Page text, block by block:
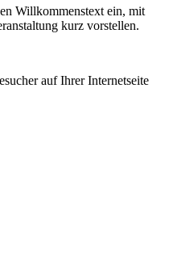
Willkommenstext ein, mit
kurz vorstellen.
auf Ihrer Internetseite